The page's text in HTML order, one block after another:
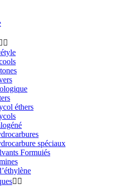

éthers
spéciaux
Formuiés
 